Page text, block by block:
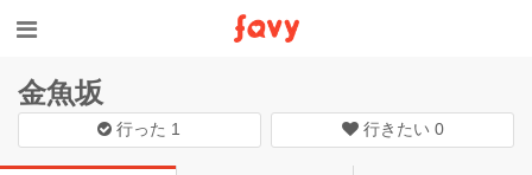
金魚坂
行った 1 行きたい 0